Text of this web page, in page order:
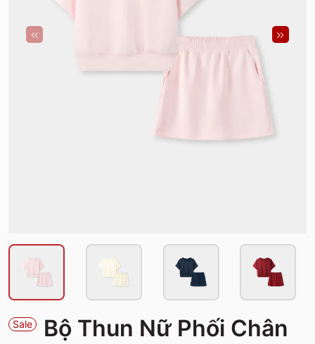
Sale
Bộ Thun Nữ Phối Chân